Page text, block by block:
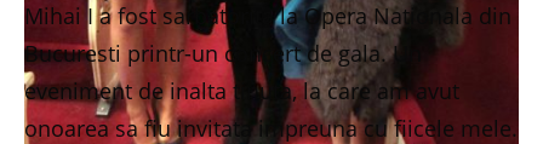
Mihai I a fost sarbatorita la Opera Nationala din
Bucuresti printr-un concert de gala. Un
eveniment de inalta tinuta, la care am avut
onoarea sa fiu invitata impreuna cu fiicele mele.